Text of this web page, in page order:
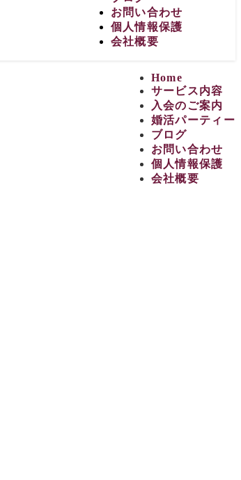
お問い合わせ
個人情報保護
会社概要
Home
サービス内容
入会のご案内
婚活パーティー
ブログ
お問い合わせ
個人情報保護
会社概要